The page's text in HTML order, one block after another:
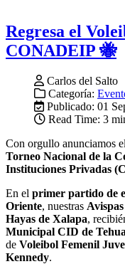
Regresa el
CONADEIP 🐝
Carlos del Salto
Categoría:
Publicado: 01
Read Time: 3
Con orgullo anunciamos
Torneo Nacional de la
Instituciones Privadas
En el primer partido de
Oriente, nuestras
Hayas de Xalapa,
Municipal CID de
de Voleibol Femenil
Kennedy.